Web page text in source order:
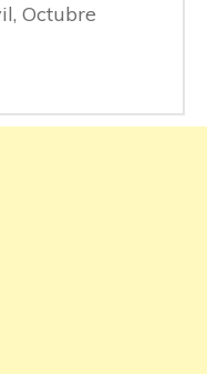
Octubre